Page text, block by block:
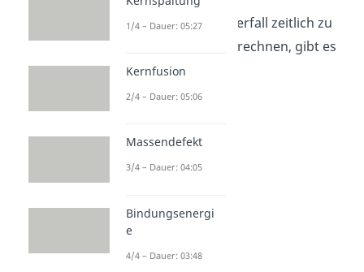
Um den radioaktiven Zerfall zeitlich zu
beschreiben und zu berechnen, gibt es
die
Zerfallsgesetze
1/4 – Dauer: 05:27
Kernfusion
2/4 – Dauer: 05:06
Massendefekt
3/4 – Dauer: 04:05
Bindungsenergi
e
4/4 – Dauer: 03:48